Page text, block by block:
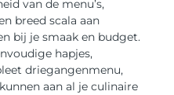
van de menu’s,
breed scala aan
bij je smaak en budget.
hapjes,
driegangenmenu,
aan al je culinaire